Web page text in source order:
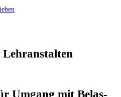
Umgang mit Belas­